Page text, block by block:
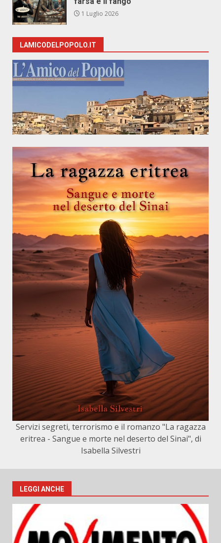
1 Luglio 2026
LAMICODELPOPOLO.IT
Servizi segreti, terrorismo e il romanzo "La ragazza
eritrea - Sangue e morte nel deserto del Sinai", di
Isabella Silvestri
LEGGI ANCHE